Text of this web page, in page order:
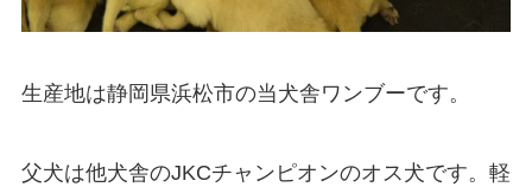
生産地は静岡県浜松市の当犬舎ワンブーです。
父犬は他犬舎のJKCチャンピオンのオス犬です。軽